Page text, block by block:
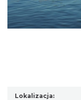
Lokalizacja: